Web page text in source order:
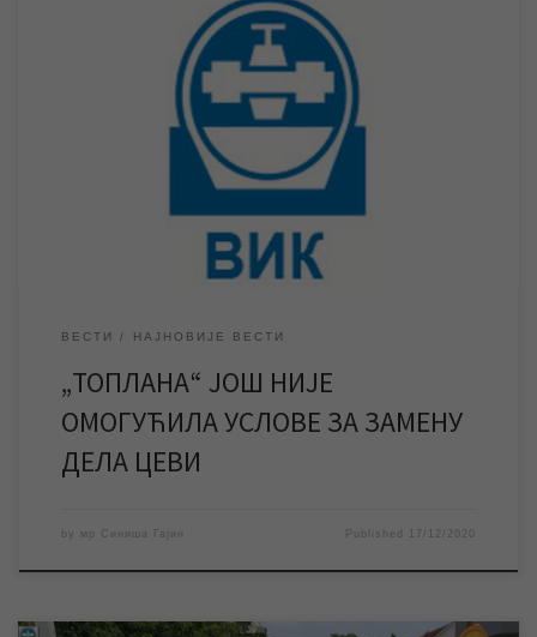
Јуче у поподневним часовима ЈКП „Градска топлана“ је током
извођења својих радова тешко оштетила цев водоводне
мреже у Пере Добриновића, због чега су поменута и околне
улице и даље без воде. Да би „Водовод“ заменио део цеви
неопходно је да „Топлана“ заврши започете радове који и
ВЕСТИ НАЈНОВИЈЕ ВЕСТИ
„ТОПЛАНА“ ЈОШ НИЈЕ
ОМОГУЋИЛА УСЛОВЕ ЗА ЗАМЕНУ
ДЕЛА ЦЕВИ
by мр Синиша Гајин Published 17/12/2020